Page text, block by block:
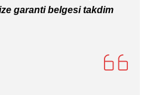
garanti belgesi takdim